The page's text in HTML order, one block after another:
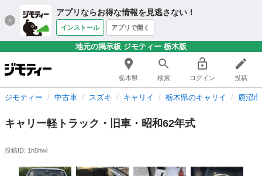
アプリならお得な情報を見逃さない！
インストール アプリで開く
地元の掲示板 ジモティー 栃木版
栃木県 検索 ログイン 投稿
ジモティー 中古車 スズキ キャリイ 栃木県のキャリイ 鹿沼
キャリー軽トラック・旧車・昭和62年式
投稿ID: 1h5hwl